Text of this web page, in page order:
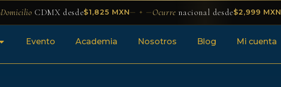
Domicilio CDMX desde$1,825 MXN— ✦ — Ocurre nacional desde$2,999 MXN
Evento Academia Nosotros Blog Mi cuenta